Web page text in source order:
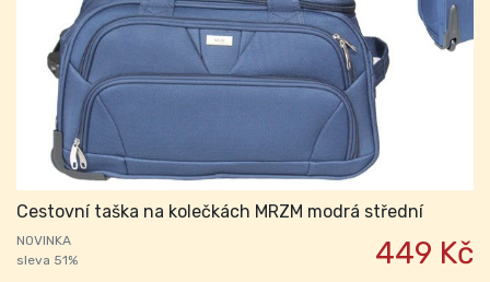
Cestovní taška na kolečkách MRZM modrá střední
NOVINKA
sleva 51%
449 Kč